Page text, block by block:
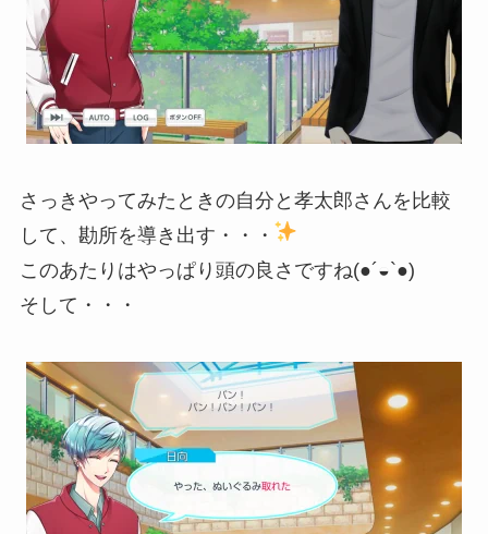
さっきやってみたときの自分と孝太郎さんを比較
して、勘所を導き出す・・・
このあたりはやっぱり頭の良さですね(●´◒`●)
そして・・・